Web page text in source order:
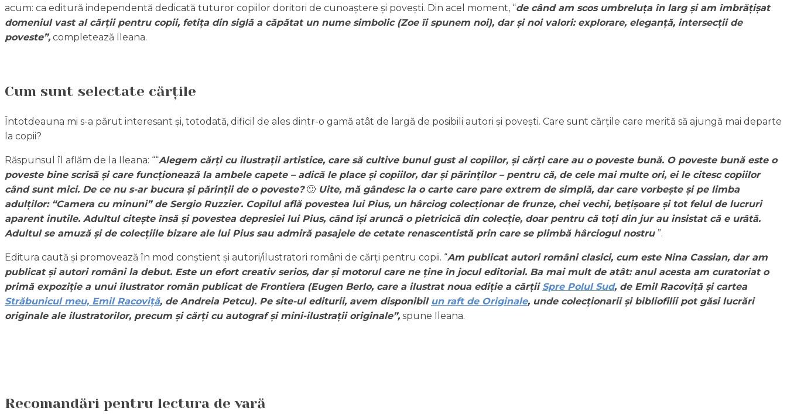
acum: ca editură independentă dedicată tuturor copiilor doritori de cunoaștere și povești. Din acel moment, “de când am scos umbreluța în larg și am îmbrățișat
domeniul vast al cărții pentru copii, fetița din siglă a căpătat un nume simbolic (Zoe îi spunem noi), dar și noi valori: explorare, eleganță, intersecții de
poveste”, completează Ileana.
Cum sunt selectate cărțile
Întotdeauna mi s-a părut interesant și, totodată, dificil de ales dintr-o gamă atât de largă de posibili autori și povești. Care sunt cărțile care merită să ajungă mai departe
la copii?
Răspunsul îl aflăm de la Ileana: ““Alegem cărți cu ilustrații artistice, care să cultive bunul gust al copiilor, și cărți care au o poveste bună. O poveste bună este o
poveste bine scrisă și care funcționează la ambele capete – adică le place și copiilor, dar și părinților – pentru că, de cele mai multe ori, ei le citesc copiilor
când sunt mici. De ce nu s-ar bucura și părinții de o poveste?🙂 Uite, mă gândesc la o carte care pare extrem de simplă, dar care vorbește și pe limba
adulților: “Camera cu minuni” de Sergio Ruzzier. Copilul află povestea lui Pius, un hârciog colecționar de frunze, chei vechi, bețișoare și tot felul de lucruri
aparent inutile. Adultul citește însă și povestea depresiei lui Pius, când își aruncă o pietricică din colecție, doar pentru că toți din jur au insistat că e urâtă.
Adultul se amuză și de colecțiile bizare ale lui Pius sau admiră pasajele de cetate renascentistă prin care se plimbă hârciogul nostru ”.
Editura caută și promovează în mod conștient și autori/ilustratori români de cărți pentru copii. “Am publicat autori români clasici, cum este Nina Cassian, dar am
publicat și autori români la debut. Este un efort creativ serios, dar și motorul care ne ține în jocul editorial. Ba mai mult de atât: anul acesta am curatoriat o
primă expoziție a unui ilustrator român publicat de Frontiera (Eugen Berlo, care a ilustrat noua ediție a cărții Spre Polul Sud, de Emil Racoviță și cartea
Străbunicul meu, Emil Racoviță, de Andreia Petcu). Pe site-ul editurii, avem disponibil un raft de Originale, unde colecționarii și bibliofilii pot găsi lucrări
originale ale ilustratorilor, precum și cărți cu autograf și mini-ilustrații originale”, spune Ileana.
Recomandări pentru lectura de vară